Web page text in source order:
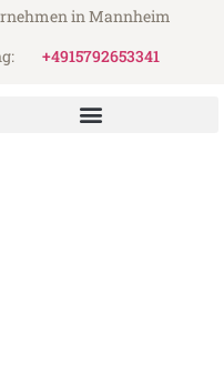
in Mannheim
+4915792653341